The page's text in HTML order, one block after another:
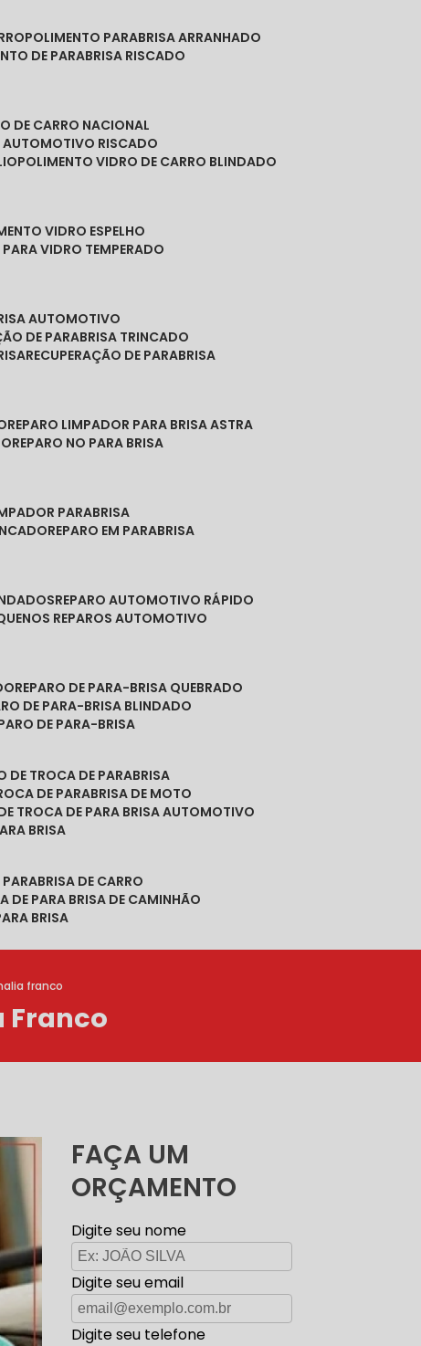
POLIMENTO PARABRISA ARRANHADO
DE PARABRISA RISCADO
DE CARRO NACIONAL
AUTOMOTIVO RISCADO
POLIMENTO VIDRO DE CARRO BLINDADO
VIDRO ESPELHO
PARA VIDRO TEMPERADO
AUTOMOTIVO
DE PARABRISA TRINCADO
RECUPERAÇÃO DE PARABRISA
REPARO LIMPADOR PARA BRISA ASTRA
REPARO NO PARA BRISA
PARABRISA
REPARO EM PARABRISA
REPARO AUTOMOTIVO RÁPIDO
REPAROS AUTOMOTIVO
REPARO DE PARA-BRISA QUEBRADO
DE PARA-BRISA BLINDADO
DE PARA-BRISA
DE TROCA DE PARABRISA
DE PARABRISA DE MOTO
DE TROCA DE PARA BRISA AUTOMOTIVO
BRISA
PARABRISA DE CARRO
DE PARA BRISA DE CAMINHÃO
BRISA
franco
Franco
FAÇA UM
ORÇAMENTO
Digite seu nome
Digite seu email
Digite seu telefone